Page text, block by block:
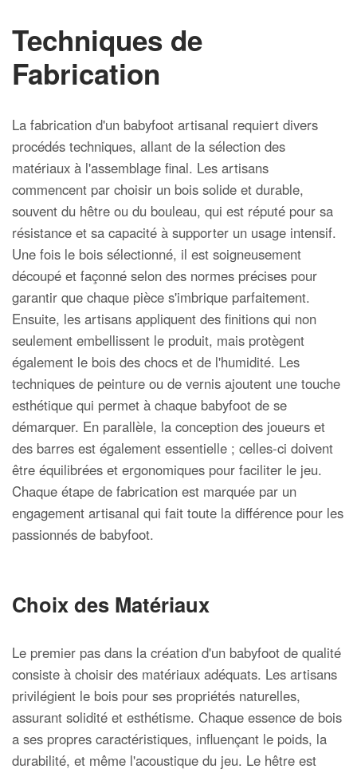
Techniques de
Fabrication
La fabrication d'un babyfoot artisanal requiert divers
procédés techniques, allant de la sélection des
matériaux à l'assemblage final. Les artisans
commencent par choisir un bois solide et durable,
souvent du hêtre ou du bouleau, qui est réputé pour sa
résistance et sa capacité à supporter un usage intensif.
Une fois le bois sélectionné, il est soigneusement
découpé et façonné selon des normes précises pour
garantir que chaque pièce s'imbrique parfaitement.
Ensuite, les artisans appliquent des finitions qui non
seulement embellissent le produit, mais protègent
également le bois des chocs et de l'humidité. Les
techniques de peinture ou de vernis ajoutent une touche
esthétique qui permet à chaque babyfoot de se
démarquer. En parallèle, la conception des joueurs et
des barres est également essentielle ; celles-ci doivent
être équilibrées et ergonomiques pour faciliter le jeu.
Chaque étape de fabrication est marquée par un
engagement artisanal qui fait toute la différence pour les
passionnés de babyfoot.
Choix des Matériaux
Le premier pas dans la création d'un babyfoot de qualité
consiste à choisir des matériaux adéquats. Les artisans
privilégient le bois pour ses propriétés naturelles,
assurant solidité et esthétisme. Chaque essence de bois
a ses propres caractéristiques, influençant le poids, la
durabilité, et même l'acoustique du jeu. Le hêtre est